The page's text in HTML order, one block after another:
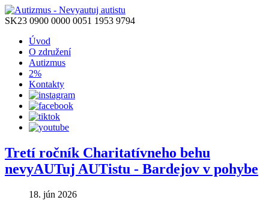
SK23 0900 0000 0051 1953 9794
Úvod
O združení
Autizmus
2%
Kontakty
Tretí ročník Charitatívneho behu
nevyAUTuj AUTistu - Bardejov v pohybe
18. jún 2026